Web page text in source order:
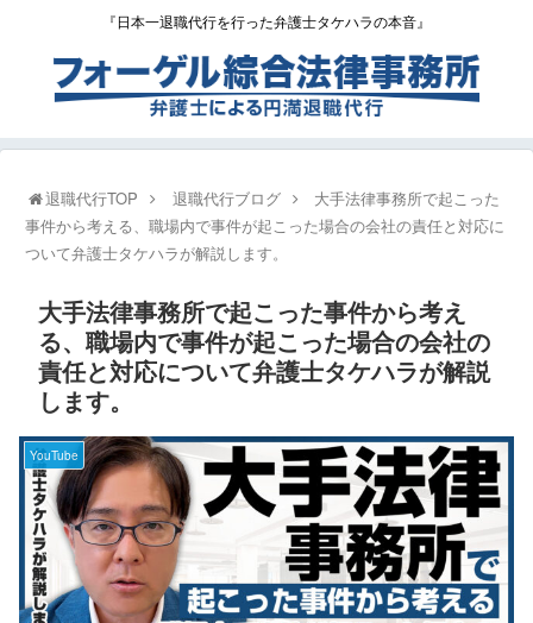
『日本一退職代行を行った弁護士タケハラの本音』
退職代行TOP 退職代行ブログ
大手法律事務所で起こった
事件から考える、職場内で事件が起こった場合の会社の責任と対応に
ついて弁護士タケハラが解説します。
大手法律事務所で起こった事件から考え
る、職場内で事件が起こった場合の会社の
責任と対応について弁護士タケハラが解説
します。
YouTube